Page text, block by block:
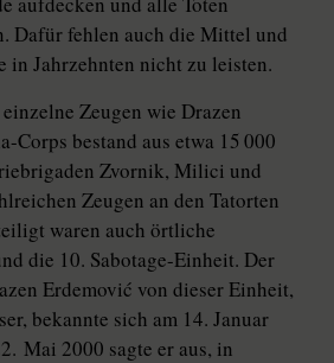
Dafür fehlen auch die Mittel und
in Jahrzehnten nicht zu leisten.
Zeugen wie Drazen
Corps bestand aus etwa 15 000
Zvornik, Milici und
Zeugen an den Tatorten
waren auch örtliche
die 10. Sabotage-Einheit. Der
Erdemović von dieser Einheit,
bekannte sich am 14. Januar
Mai 2000 sagte er aus, in